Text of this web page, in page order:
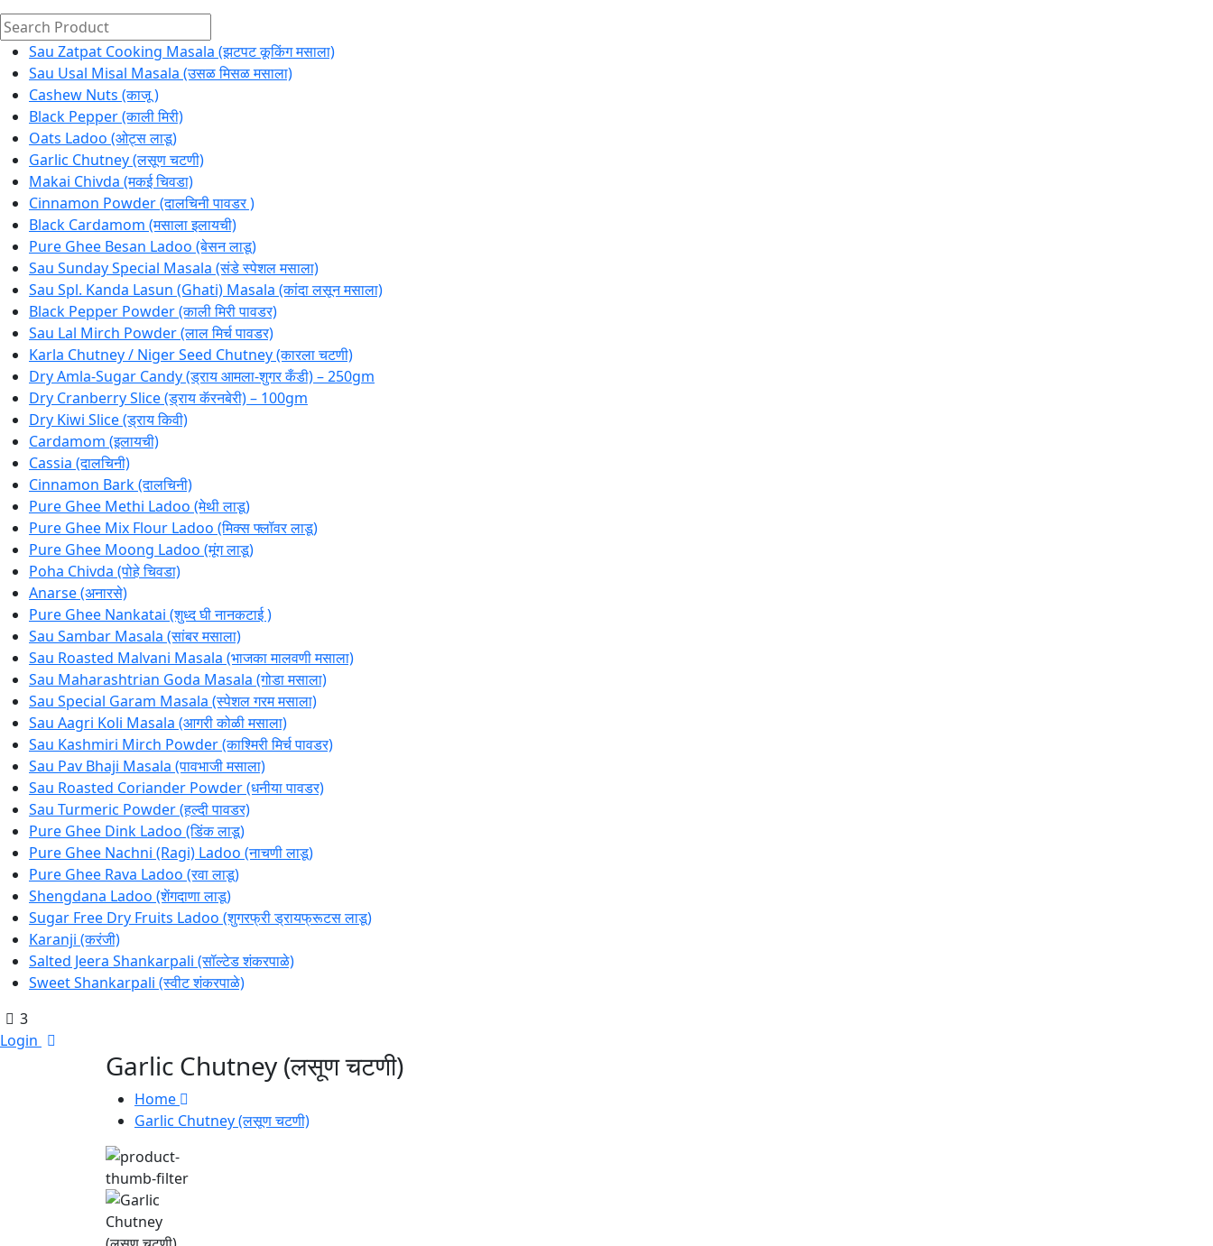
Sau Zatpat Cooking Masala (झटपट कूकिंग मसाला)
Sau Usal Misal Masala (उसळ मिसळ मसाला)
Cashew Nuts (काजू )
Black Pepper (काली मिरी)
Oats Ladoo (ओट्स लाडू)
Garlic Chutney (लसूण चटणी)
Makai Chivda (मकई चिवडा)
Cinnamon Powder (दालचिनी पावडर )
Black Cardamom (मसाला इलायची)
Pure Ghee Besan Ladoo (बेसन लाडू)
Sau Sunday Special Masala (संडे स्पेशल मसाला)
Sau Spl. Kanda Lasun (Ghati) Masala (कांदा लसून मसाला)
Black Pepper Powder (काली मिरी पावडर)
Sau Lal Mirch Powder (लाल मिर्च पावडर)
Karla Chutney / Niger Seed Chutney (कारला चटणी)
Dry Amla-Sugar Candy (ड्राय आमला-शुगर कँडी) – 250gm
Dry Cranberry Slice (ड्राय कॅरनबेरी) – 100gm
Dry Kiwi Slice (ड्राय किवी)
Cardamom (इलायची)
Cassia (दालचिनी)
Cinnamon Bark (दालचिनी)
Pure Ghee Methi Ladoo (मेथी लाडू)
Pure Ghee Mix Flour Ladoo (मिक्स फ्लॉवर लाडू)
Pure Ghee Moong Ladoo (मूंग लाडू)
Poha Chivda (पोहे चिवडा)
Anarse (अनारसे)
Pure Ghee Nankatai (शुध्द घी नानकटाई )
Sau Sambar Masala (सांबर मसाला)
Sau Roasted Malvani Masala (भाजका मालवणी मसाला)
Sau Maharashtrian Goda Masala (गोडा मसाला)
Sau Special Garam Masala (स्पेशल गरम मसाला)
Sau Aagri Koli Masala (आगरी कोळी मसाला)
Sau Kashmiri Mirch Powder (काश्मिरी मिर्च पावडर)
Sau Pav Bhaji Masala (पावभाजी मसाला)
Sau Roasted Coriander Powder (धनीया पावडर)
Sau Turmeric Powder (हल्दी पावडर)
Pure Ghee Dink Ladoo (डिंक लाडू)
Pure Ghee Nachni (Ragi) Ladoo (नाचणी लाडू)
Pure Ghee Rava Ladoo (रवा लाडू)
Shengdana Ladoo (शेंगदाणा लाडू)
Sugar Free Dry Fruits Ladoo (शुगरफ्री ड्रायफ्रूटस लाडू)
Karanji (करंजी)
Salted Jeera Shankarpali (सॉल्टेड शंकरपाळे)
Sweet Shankarpali (स्वीट शंकरपाळे)
3
Login
Garlic Chutney (लसूण चटणी)
Home
Garlic Chutney (लसूण चटणी)